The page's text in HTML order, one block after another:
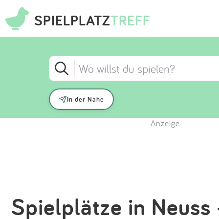
SPIELPLATZTREFF
In der Nähe
Anzeige
Spielplätze in